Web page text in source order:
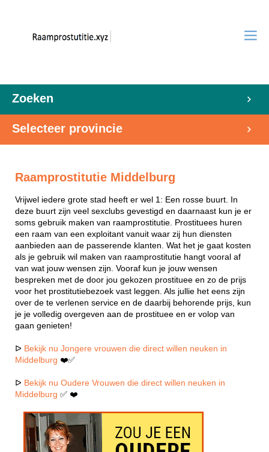
Zoeken
Selecteer provincie
Raamprostitutie Middelburg
Vrijwel iedere grote stad heeft er wel 1: Een rosse buurt. In
deze buurt zijn veel sexclubs gevestigd en daarnaast kun je er
soms gebruik maken van raamprostitutie. Prostituees huren
een raam van een exploitant vanuit waar zij hun diensten
aanbieden aan de passerende klanten. Wat het je gaat kosten
als je gebruik wil maken van raamprostitutie hangt vooral af
van wat jouw wensen zijn. Vooraf kun je jouw wensen
bespreken met de door jou gekozen prostituee en zo de prijs
voor het prostitutiebezoek vast leggen. Als jullie het eens zijn
over de te verlenen service en de daarbij behorende prijs, kun
je je volledig overgeven aan de prostituee en er volop van
gaan genieten!
ᐅ Bekijk nu Jongere vrouwen die direct willen neuken in
Middelburg ❤️✅
ᐅ Bekijk nu Oudere Vrouwen die direct willen neuken in
Middelburg ✅ ❤️